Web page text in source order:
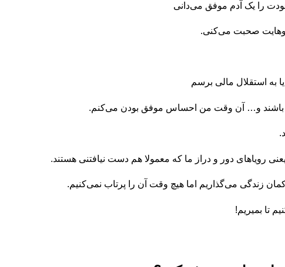
را یک آدم موفق می‌دانی
صحبت می‌کنی.
به استقلال مالی برسم
باشند و… آن وقت من احساس موفق بودن می‌کنم.
رویاهای دور و دراز ما که معمولا هم دست نیافتنی هستند.
کمان زندگی می‌گذاریم اما هیچ وقت آن را پرتاب نمی‌کنیم.
تا بمیریم!